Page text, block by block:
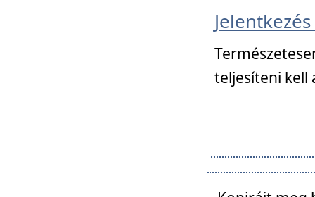
Jelentkezés
teljesíteni kell